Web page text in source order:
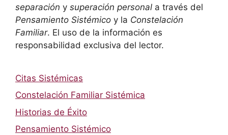
separación y superación personal a través del
Pensamiento Sistémico y la Constelación
Familiar. El uso de la información es
responsabilidad exclusiva del lector.
Citas Sistémicas
Constelación Familiar Sistémica
Historias de Éxito
Pensamiento Sistémico